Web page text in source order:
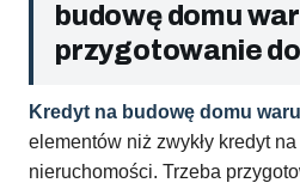
budowę domu
przygotowanie
Kredyt na budowę domu
elementów niż zwykły kredyt
nieruchomości. Trzeba